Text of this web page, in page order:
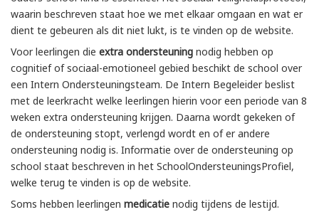
waarin beschreven staat hoe we met elkaar omgaan en wat er
dient te gebeuren als dit niet lukt, is te vinden op de website.
Voor leerlingen die extra ondersteuning nodig hebben op
cognitief of sociaal-emotioneel gebied beschikt de school over
een Intern Ondersteuningsteam. De Intern Begeleider beslist
met de leerkracht welke leerlingen hierin voor een periode van 8
weken extra ondersteuning krijgen. Daarna wordt gekeken of
de ondersteuning stopt, verlengd wordt en of er andere
ondersteuning nodig is. Informatie over de ondersteuning op
school staat beschreven in het SchoolOndersteuningsProfiel,
welke terug te vinden is op de website.
Soms hebben leerlingen medicatie nodig tijdens de lestijd.